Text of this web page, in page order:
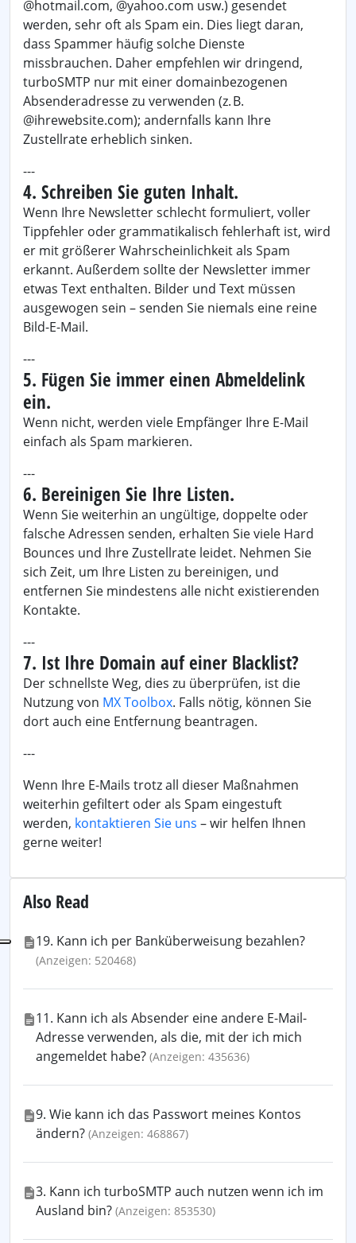
@hotmail.com, @yahoo.com usw.) gesendet
werden, sehr oft als Spam ein. Dies liegt daran,
dass Spammer häufig solche Dienste
missbrauchen. Daher empfehlen wir dringend,
turboSMTP nur mit einer domainbezogenen
Absenderadresse zu verwenden (z. B.
@ihrewebsite.com); andernfalls kann Ihre
Zustellrate erheblich sinken.
---
4. Schreiben Sie guten Inhalt.
Wenn Ihre Newsletter schlecht formuliert, voller
Tippfehler oder grammatikalisch fehlerhaft ist, wird
er mit größerer Wahrscheinlichkeit als Spam
erkannt. Außerdem sollte der Newsletter immer
etwas Text enthalten. Bilder und Text müssen
ausgewogen sein – senden Sie niemals eine reine
Bild-E-Mail.
---
5. Fügen Sie immer einen Abmeldelink
ein.
Wenn nicht, werden viele Empfänger Ihre E-Mail
einfach als Spam markieren.
---
6. Bereinigen Sie Ihre Listen.
Wenn Sie weiterhin an ungültige, doppelte oder
falsche Adressen senden, erhalten Sie viele Hard
Bounces und Ihre Zustellrate leidet. Nehmen Sie
sich Zeit, um Ihre Listen zu bereinigen, und
entfernen Sie mindestens alle nicht existierenden
Kontakte.
---
7. Ist Ihre Domain auf einer Blacklist?
Der schnellste Weg, dies zu überprüfen, ist die
Nutzung von MX Toolbox. Falls nötig, können Sie
dort auch eine Entfernung beantragen.
---
Wenn Ihre E-Mails trotz all dieser Maßnahmen
weiterhin gefiltert oder als Spam eingestuft
werden, kontaktieren Sie uns – wir helfen Ihnen
gerne weiter!
Also Read
19. Kann ich per Banküberweisung bezahlen?
(Anzeigen: 520468)
11. Kann ich als Absender eine andere E-Mail-
Adresse verwenden, als die, mit der ich mich
angemeldet habe? (Anzeigen: 435636)
9. Wie kann ich das Passwort meines Kontos
ändern? (Anzeigen: 468867)
3. Kann ich turboSMTP auch nutzen wenn ich im
Ausland bin? (Anzeigen: 853530)